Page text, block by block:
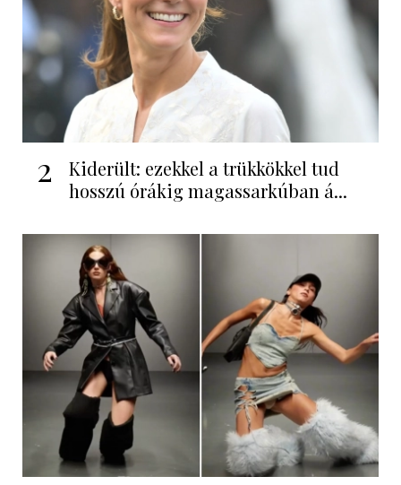
2
Kiderült: ezekkel a trükkökkel tud
hosszú órákig magassarkúban á...